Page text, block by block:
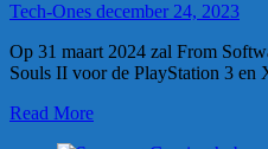
Tech-Ones december 24, 2023
Op 31 maart 2024 zal From
Souls II voor de PlayStation 3 en
Read More